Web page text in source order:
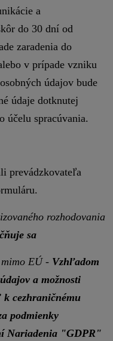
a
do 30 dní od
zaradenia do
v prípade vzniku
údajov bude
údaje dotknutej
účelu spracúvania.
prevádzkovateľa
rozhodovania
sa
EÚ - Vzhľadom
a možnosti
cezhraničnému
podmienky
Nariadenia "GDPR"